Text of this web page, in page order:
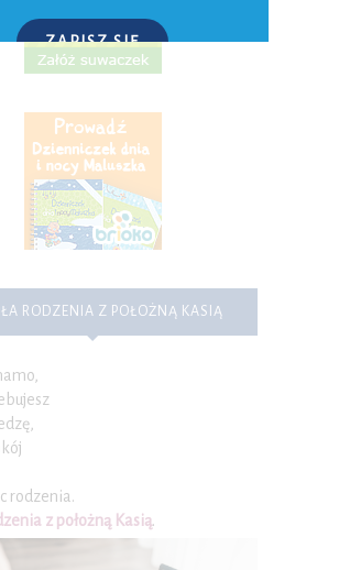
RODZENIA Z POŁOŻNĄ KASIĄ
rodzenia.
z położną Kasią.
ZAPISZ SIĘ